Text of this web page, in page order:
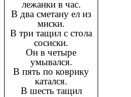
лежанки в час.
В два сметану ел из
миски.
В три тащил с стола
сосиски.
Он в четыре
умывался.
В пять по коврику
катался.
В шесть тащил